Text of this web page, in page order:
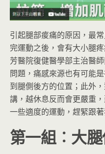
引起腿部痠痛的原因，最
完運動之後，會有大小腿
芳醫院復健醫學部主治醫
問題，痛感來源也有可能
到腿側後方的位置；此外
講，越休息反而會更嚴重
一些適度的運動，趕緊跟
第一組︰大